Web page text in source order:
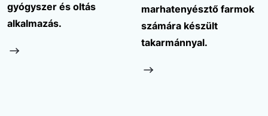
gyógyszer és oltás
alkalmazás.
marhatenyésztő farmok
számára készült
takarmánnyal.